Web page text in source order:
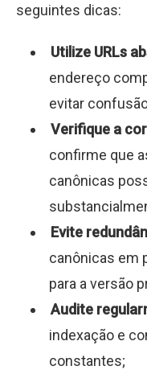
seguintes dicas:
Utilize URLs
endereço
evitar
Verifique a
confirme que
canônicas
Evite
canônicas em
para a versão
Audite
indexação e
constantes;